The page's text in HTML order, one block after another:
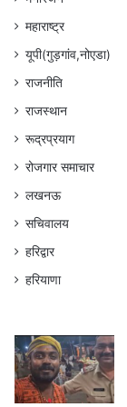
महाराष्ट्र
यूपी(गुड़गांव,नोएडा)
राजनीति
राजस्थान
रूद्रप्रयाग
रोजगार समाचार
लखनऊ
सचिवालय
हरिद्वार
हरियाणा